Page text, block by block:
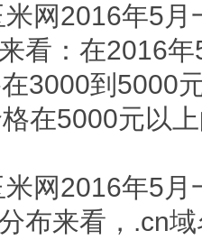
米网2016年5
：在2016年
3000到5000
在5000元以
米网2016年5
来看，.cn域